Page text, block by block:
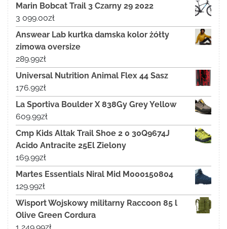
Marin Bobcat Trail 3 Czarny 29 2022
3 099.00zł
Answear Lab kurtka damska kolor żółty
zimowa oversize
289.99zł
Universal Nutrition Animal Flex 44 Sasz
176.99zł
La Sportiva Boulder X 838Gy Grey Yellow
609.99zł
Cmp Kids Altak Trail Shoe 2 0 30Q9674J
Acido Antracite 25El Zielony
169.99zł
Martes Essentials Niral Mid M000150804
129.99zł
Wisport Wojskowy militarny Raccoon 85 l
Olive Green Cordura